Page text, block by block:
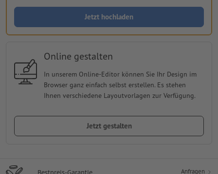
Jetzt hochladen
Online gestalten
In unserem Online-Editor können Sie Ihr Design im
Browser ganz einfach selbst erstellen. Es stehen
Ihnen verschiedene Layoutvorlagen zur Verfügung.
Jetzt gestalten
Anfragen